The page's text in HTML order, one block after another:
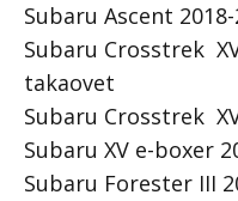
Subaru Ascent
Subaru Crosstrek
takaovet
Subaru Crosstrek
Subaru XV e-boxer
Subaru Forester III